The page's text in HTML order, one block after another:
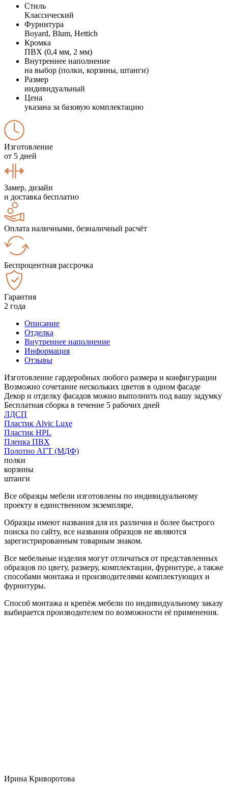
Стиль
Классический
Фурнитура
Boyard, Blum, Hettich
Кромка
ПВХ (0,4 мм, 2 мм)
Внутреннее наполнение
на выбор (полки, корзины, штанги)
Размер
индивидуальный
Цена
указана за базовую комплектацию
Изготовление
от 5 дней
Замер, дизайн
и доставка бесплатно
Оплата наличными, безналичный расчёт
Беспроцентная рассрочка
Гарантия
2 года
Описание
Отделка
Внутреннее наполнение
Информация
Отзывы
Изготовление гардеробных любого размера и конфигурации
Возможно сочетание нескольких цветов в одном фасаде
Декор и отделку фасадов можно выполнить под вашу задумку
Бесплатная сборка в течение 5 рабочих дней
ЛДСП
Пластик Alvic Luxe
Пластик HPL
Пленка ПВХ
Полотно АГТ (МДФ)
полки
корзины
штанги
Все образцы мебели изготовлены по индивидуальному
проекту в единственном экземпляре.
Образцы имеют названия для их различия и более быстрого
поиска по сайту, все названия образцов не являются
зарегистрированным товарным знаком.
Все мебельные изделия могут отличаться от представленных
образцов по цвету, размеру, комплектации, фурнитуре, а также
способами монтажа и производителями комплектующих и
фурнитуры.
Способ монтажа и крепёж мебели по индивидуальному заказу
выбирается производителем по возможности её применения.
Ирина Криворотова